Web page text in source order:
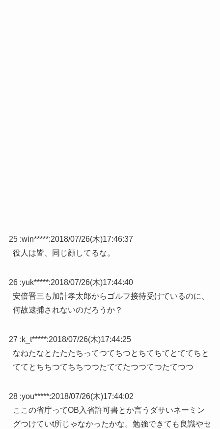
25 :win*****:2018/07/26(木)17:46:37
役人は皆、同じ顔してるな。
26 :yuk*****:2018/07/26(木)17:44:40
安倍晋三も加計孝太郎からゴルフ接待受けているのに、
何故逮捕されないのだろうか？
27 :k_t*****:2018/07/26(木)17:44:25
なねたなとたたたちってつてちつとちてちてとててちと
ててとちちつてちちつつたててたつつてつたてつつ
28 :you*****:2018/07/26(木)17:44:02
ここの省庁ってOB入省許可書とか言うダサいネーミン
グつけていt所じゃなかったかな。勉強できても良識やセ